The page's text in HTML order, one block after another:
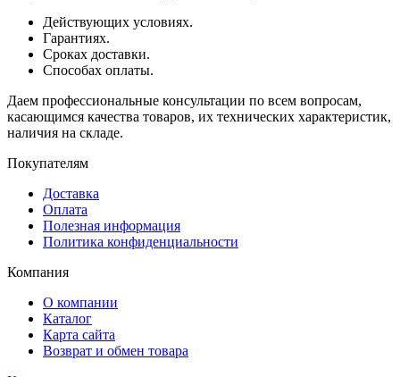
Действующих условиях.
Гарантиях.
Сроках доставки.
Способах оплаты.
Даем профессиональные консультации по всем вопросам,
касающимся качества товаров, их технических характеристик,
наличия на складе.
Покупателям
Доставка
Оплата
Полезная информация
Политика конфиденциальности
Компания
О компании
Каталог
Карта сайта
Возврат и обмен товара